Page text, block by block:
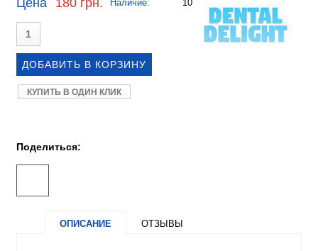
Цена 180 грн. Наличие: 10
КУПИТЬ В ОДИН КЛИК
Поделиться:
ОПИСАНИЕ ОТЗЫВЫ